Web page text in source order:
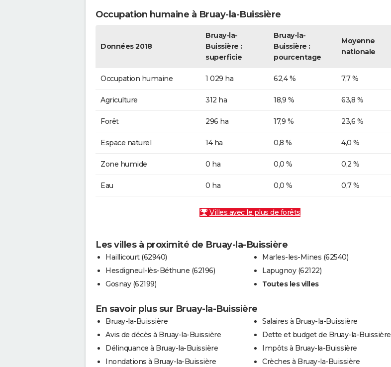
Occupation humaine à Bruay-la-Buissière
Données 2018
Bruay-la-
Buissière :
superficie
Bruay-la-
Buissière :
pourcentage
Moyenne
nationale
Occupation humaine 1 029 ha 62,4 % 7,7 %
Agriculture 312 ha 18,9 % 63,8 %
Forêt 296 ha 17,9 % 23,6 %
Espace naturel 14 ha 0,8 % 4,0 %
Zone humide 0 ha 0,0 % 0,2 %
Eau 0 ha 0,0 % 0,7 %
Villes avec le plus de forêts
Les villes à proximité de Bruay-la-Buissière
Haillicourt (62940)
Hesdigneul-lès-Béthune (62196)
Gosnay (62199)
Marles-les-Mines (62540)
Lapugnoy (62122)
Toutes les villes
En savoir plus sur Bruay-la-Buissière
Bruay-la-Buissière
Avis de décès à Bruay-la-Buissière
Délinquance à Bruay-la-Buissière
Inondations à Bruay-la-Buissière
Salaires à Bruay-la-Buissière
Dette et budget de Bruay-la-Buissière
Impôts à Bruay-la-Buissière
Crèches à Bruay-la-Buissière